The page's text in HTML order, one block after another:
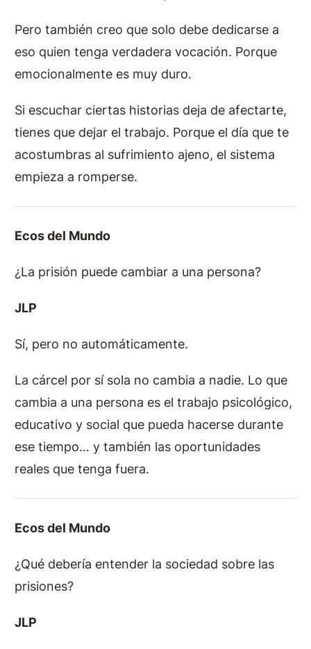
Pero también creo que solo debe dedicarse a
eso quien tenga verdadera vocación. Porque
emocionalmente es muy duro.
Si escuchar ciertas historias deja de afectarte,
tienes que dejar el trabajo. Porque el día que te
acostumbras al sufrimiento ajeno, el sistema
empieza a romperse.
Ecos del Mundo
¿La prisión puede cambiar a una persona?
JLP
Sí, pero no automáticamente.
La cárcel por sí sola no cambia a nadie. Lo que
cambia a una persona es el trabajo psicológico,
educativo y social que pueda hacerse durante
ese tiempo… y también las oportunidades
reales que tenga fuera.
Ecos del Mundo
¿Qué debería entender la sociedad sobre las
prisiones?
JLP